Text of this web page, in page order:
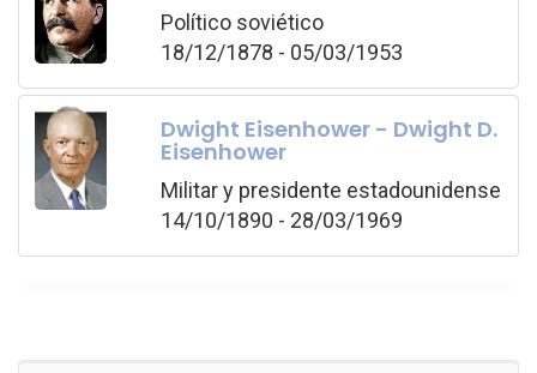
Político soviético
18/12/1878 - 05/03/1953
Dwight Eisenhower - Dwight D.
Eisenhower
Militar y presidente estadounidense
14/10/1890 - 28/03/1969